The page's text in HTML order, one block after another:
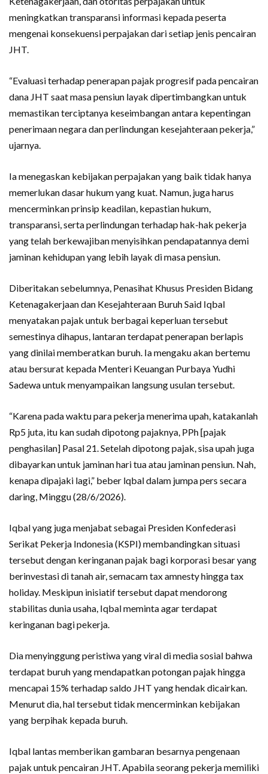
meningkatkan transparansi informasi kepada peserta
mengenai konsekuensi perpajakan dari setiap jenis pencairan
JHT.
“Evaluasi terhadap penerapan pajak progresif pada pencairan
dana JHT saat masa pensiun layak dipertimbangkan untuk
memastikan terciptanya keseimbangan antara kepentingan
penerimaan negara dan perlindungan kesejahteraan pekerja,”
ujarnya.
Ia menegaskan kebijakan perpajakan yang baik tidak hanya
memerlukan dasar hukum yang kuat. Namun, juga harus
mencerminkan prinsip keadilan, kepastian hukum,
transparansi, serta perlindungan terhadap hak-hak pekerja
yang telah berkewajiban menyisihkan pendapatannya demi
jaminan kehidupan yang lebih layak di masa pensiun.
Diberitakan sebelumnya, Penasihat Khusus Presiden Bidang
Ketenagakerjaan dan Kesejahteraan Buruh Said Iqbal
menyatakan pajak untuk berbagai keperluan tersebut
semestinya dihapus, lantaran terdapat penerapan berlapis
yang dinilai memberatkan buruh. Ia mengaku akan bertemu
atau bersurat kepada Menteri Keuangan Purbaya Yudhi
Sadewa untuk menyampaikan langsung usulan tersebut.
“Karena pada waktu para pekerja menerima upah, katakanlah
Rp5 juta, itu kan sudah dipotong pajaknya, PPh [pajak
penghasilan] Pasal 21. Setelah dipotong pajak, sisa upah juga
dibayarkan untuk jaminan hari tua atau jaminan pensiun. Nah,
kenapa dipajaki lagi,” beber lqbal dalam jumpa pers secara
daring, Minggu (28/6/2026).
Iqbal yang juga menjabat sebagai Presiden Konfederasi
Serikat Pekerja Indonesia (KSPI) membandingkan situasi
tersebut dengan keringanan pajak bagi korporasi besar yang
berinvestasi di tanah air, semacam tax amnesty hingga tax
holiday. Meskipun inisiatif tersebut dapat mendorong
stabilitas dunia usaha, Iqbal meminta agar terdapat
keringanan bagi pekerja.
Dia menyinggung peristiwa yang viral di media sosial bahwa
terdapat buruh yang mendapatkan potongan pajak hingga
mencapai 15% terhadap saldo JHT yang hendak dicairkan.
Menurut dia, hal tersebut tidak mencerminkan kebijakan
yang berpihak kepada buruh.
Iqbal lantas memberikan gambaran besarnya pengenaan
pajak untuk pencairan JHT. Apabila seorang pekerja memiliki